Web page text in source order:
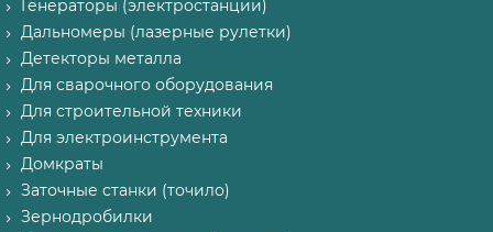
Генераторы (электростанции)
Дальномеры (лазерные рулетки)
Детекторы металла
Для сварочного оборудования
Для строительной техники
Для электроинструмента
Домкраты
Заточные станки (точило)
Зернодробилки